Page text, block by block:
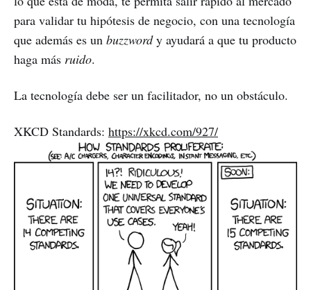
para validar tu hipótesis de negocio, con una tecnología
que además es un buzzwordy ayudará a que tu producto
haga más ruido.
La tecnología debe ser un facilitador, no un obstáculo.
XKCD Standards: https://xkcd.com/927/